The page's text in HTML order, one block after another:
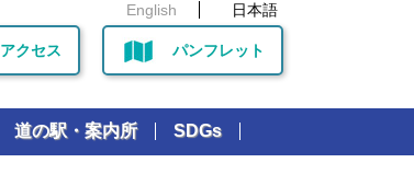
English 日本語
アクセス パンフレット
道の駅・案内所 SDGs